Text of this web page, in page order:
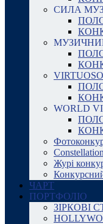
СИЛА
VIRTUOSO
WORLD
Журі
ЧАРТ
ПОРТФОЛІО
ЗІРКОВІ